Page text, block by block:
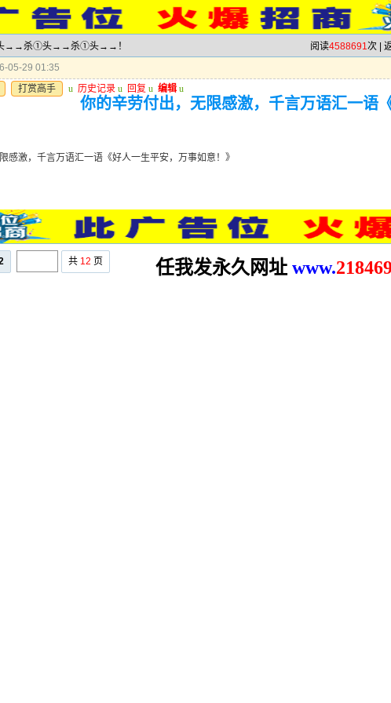
头→→杀①头→→杀①头→→！ 阅读4588691次 |
05-29 01:35
打赏高手 u 历史记录 u 回复 u 编辑 u
你的辛劳付出，无限感激，千言万语汇一语
感激，千言万语汇一语《好人一生平安，万事如意！》
共 12 页 任我发永久网址 www.2